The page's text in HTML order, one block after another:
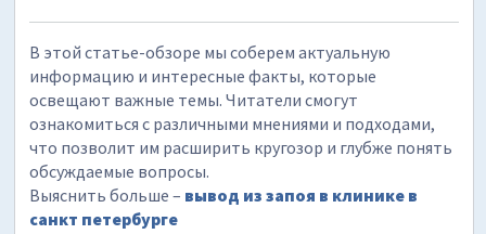
В этой статье-обзоре мы соберем актуальную
информацию и интересные факты, которые
освещают важные темы. Читатели смогут
ознакомиться с различными мнениями и подходами,
что позволит им расширить кругозор и глубже понять
обсуждаемые вопросы.
Выяснить больше – вывод из запоя в клинике в
санкт петербурге